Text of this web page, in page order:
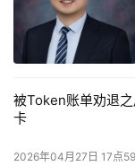
被Token账单劝退
卡
2026年04月27日 17点